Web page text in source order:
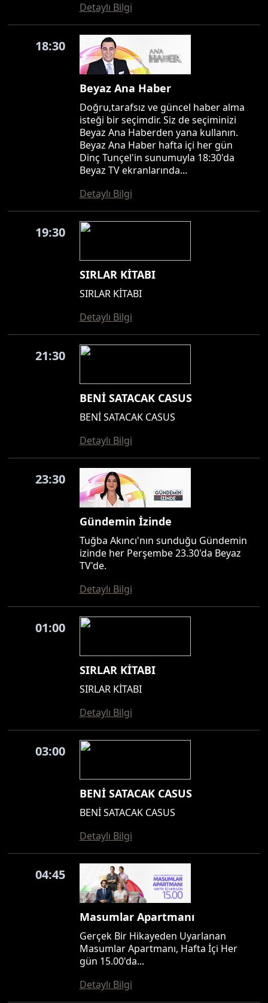
Detaylı Bilgi
18:30
Beyaz Ana Haber
Doğru,tarafsız ve güncel haber alma
isteği bir seçimdir. Siz de seçiminizi
Beyaz Ana Haberden yana kullanın.
Beyaz Ana Haber hafta içi her gün
Dinç Tunçel'in sunumuyla 18:30'da
Beyaz TV ekranlarında...
Detaylı Bilgi
19:30
SIRLAR KİTABI
SIRLAR KİTABI
Detaylı Bilgi
21:30
BENİ SATACAK CASUS
BENİ SATACAK CASUS
Detaylı Bilgi
23:30
Gündemin İzinde
Tuğba Akıncı'nın sunduğu Gündemin
izinde her Perşembe 23.30'da Beyaz
TV'de.
Detaylı Bilgi
01:00
SIRLAR KİTABI
SIRLAR KİTABI
Detaylı Bilgi
03:00
BENİ SATACAK CASUS
BENİ SATACAK CASUS
Detaylı Bilgi
04:45
Masumlar Apartmanı
Gerçek Bir Hikayeden Uyarlanan
Masumlar Apartmanı, Hafta İçi Her
gün 15.00'da...
Detaylı Bilgi